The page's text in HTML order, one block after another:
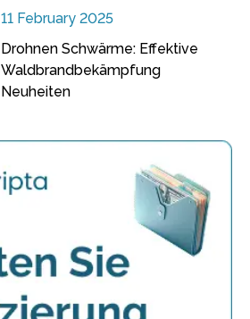
11 February 2025
Drohnen Schwärme: Effektive
Waldbrandbekämpfung
Neuheiten